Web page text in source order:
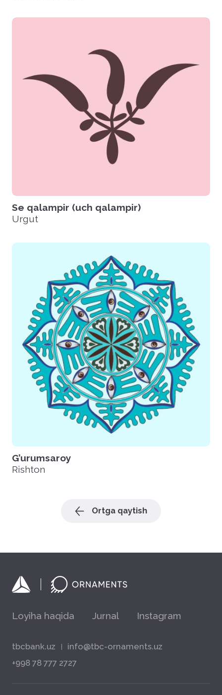
Se qalampir (uch qalampir)
Urgut
G’urumsaroy
Rishton
Ortga qaytish
Loyiha haqida Jurnal Instagram
tbcbank.uz
info@tbc-ornaments.uz
+998 78 777 2727